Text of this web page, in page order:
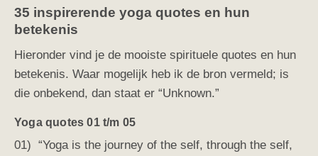
35 inspirerende yoga quotes en hun
betekenis
Hieronder vind je de mooiste spirituele quotes en hun
betekenis. Waar mogelijk heb ik de bron vermeld; is
die onbekend, dan staat er “Unknown.”
Yoga quotes 01 t/m 05
01) “Yoga is the journey of the self, through the self,